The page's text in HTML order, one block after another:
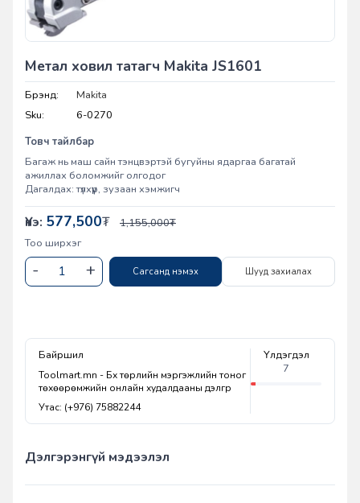
Метал ховил татагч Makita JS1601
Брэнд:
Makita
Sku:
6-0270
Товч тайлбар
Багаж нь маш сайн тэнцвэртэй бугуйны ядаргаа багатай
ажиллах боломжийг олгодог
Дагалдах: түлхүүр, зузаан хэмжигч
Үнэ: 577,500₮ 1,155,000₮
Тоо ширхэг
Сагсанд нэмэх Шууд захиалах
Байршил
Toolmart.mn - Бүх төрлийн мэргэжлийн тоног
төхөөрөмжийн онлайн худалдааны дэлгүүр
Утас: (+976) 75882244
Үлдэгдэл
7
Дэлгэрэнгүй мэдээлэл